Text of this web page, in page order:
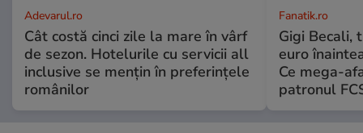
Adevarul.ro
Cât costă cinci zile la mare în vârf
de sezon. Hotelurile cu servicii all
inclusive se mențin în preferințele
românilor
Fanatik.ro
Gigi Becali,
euro
Ce mega-
patronul